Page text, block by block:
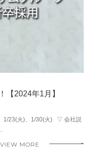
【2024年1月】
1/23(火)、1/30(火) ▽ 会社説
VIEW MORE